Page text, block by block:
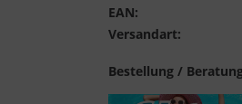
EAN:
Versandart:
Bestellung /